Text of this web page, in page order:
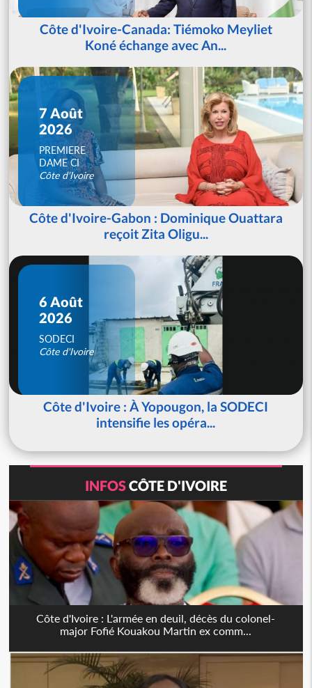
Côte d'Ivoire-Canada: Tiémoko Meyliet
Koné échange avec An...
7 Août
2026
PREMIERE
DAME CI
Côte d'Ivoire
Côte d'Ivoire-Gabon : Dominique Ouattara
reçoit Zita Oligu...
6 Août
2026
SODECI
Côte d'Ivoire
Côte d'Ivoire : À Yopougon, la SODECI
intensifie les opéra...
INFOSCÔTE D'IVOIRE
Côte d'Ivoire : L'armée en deuil, décès du colonel-
major Fofié Kouakou Martin ex comm...